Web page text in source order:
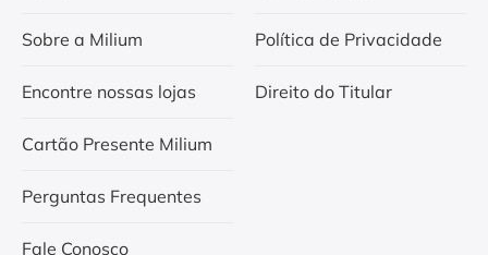
Sobre a Milium
Encontre nossas lojas
Cartão Presente Milium
Perguntas Frequentes
Fale Conosco
Política de Privacidade
Direito do Titular